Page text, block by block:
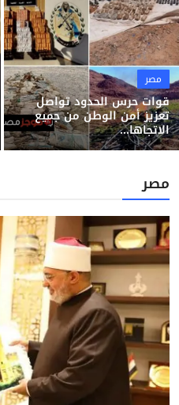
مصر
قوات حرس الحدود تواصل
تعزيز أمن الوطن من جميع
الاتجاها...
مصر